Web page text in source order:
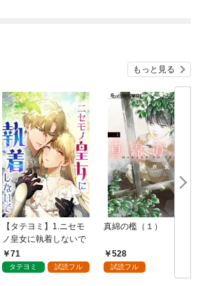
もっと見る
【タテヨミ】1.ニセモ
ノ皇女に執着しないで
71
タテヨミ 試読フル
真綿の檻（１）
528
試読フル